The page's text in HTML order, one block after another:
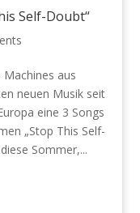
Self-Doubt“
Machines aus
neuen Musik seit
eine 3 Songs
„Stop This Self-
Sommer,...